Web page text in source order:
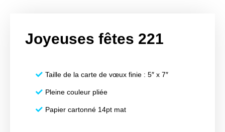
Joyeuses fêtes 221
Taille de la carte de vœux finie : 5″ x 7″
Pleine couleur pliée
Papier cartonné 14pt mat